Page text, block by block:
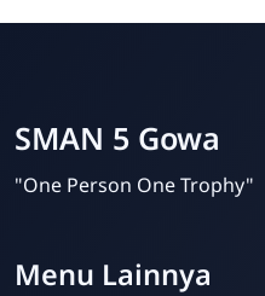
SMAN 5 Gowa
"One Person One Trophy"
Menu Lainnya